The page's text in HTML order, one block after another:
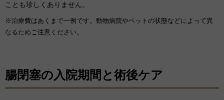
ことも珍しくありません。
※治療費はあくまで一例です。動物病院やペットの状態などによって異
なるためご注意ください。
腸閉塞の入院期間と術後ケア